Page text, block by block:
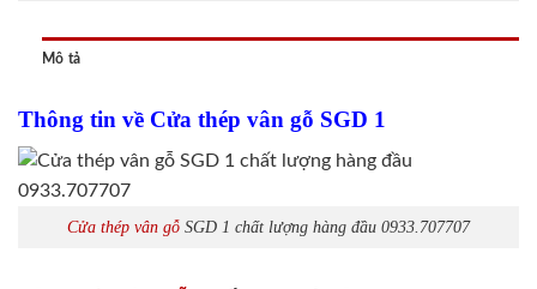
Mô tả
Thông tin về Cửa thép vân gỗ SGD 1
Cửa thép vân gỗ SGD 1 chất lượng hàng đầu 0933.707707